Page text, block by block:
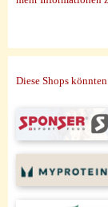
Diese Shops